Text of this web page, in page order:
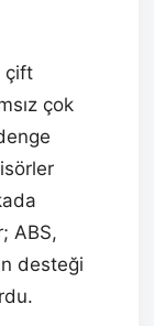
çift
çok
ABS,
desteği